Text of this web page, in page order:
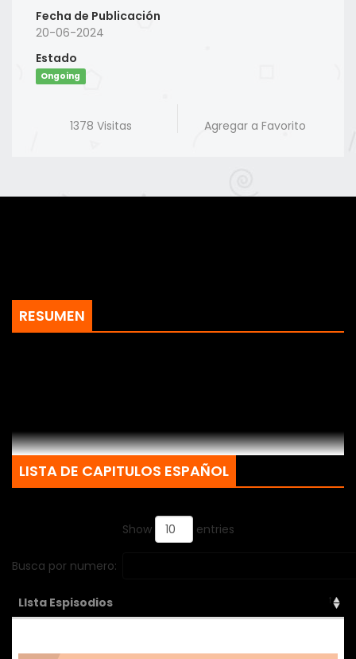
Fecha de Publicación
20-06-2024
Estado
Ongoing
1378 Visitas Agregar a Favorito
RESUMEN
LISTA DE CAPITULOS ESPAÑOL
Show entries
Busca por numero:
LIsta Espisodios